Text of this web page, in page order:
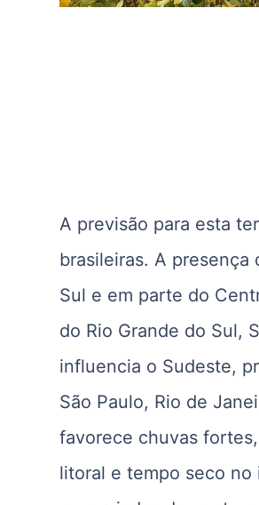
A previsão para esta
brasileiras. A
Sul e em parte do
do Rio Grande do Sul,
influencia o Sudeste,
São Paulo, Rio de
favorece chuvas
litoral e tempo seco no